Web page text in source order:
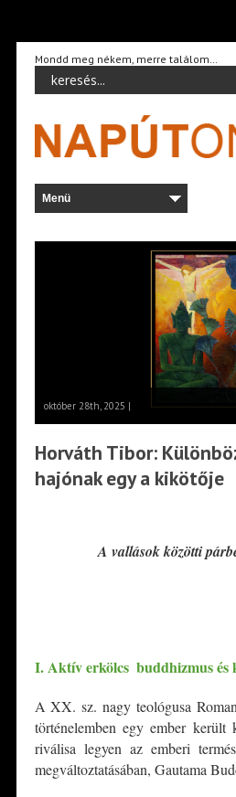
Mondd meg nékem, merre találom…
október 28th, 2025 |
Horváth Tibor:
hajónak egy a kikötője
A vallások közötti
I. Aktív erkölcs ­ buddhizmus és
A XX. sz. nagy teológusa
történelemben egy ember került
riválisa legyen az emberi
megváltoztatásában, Gautama